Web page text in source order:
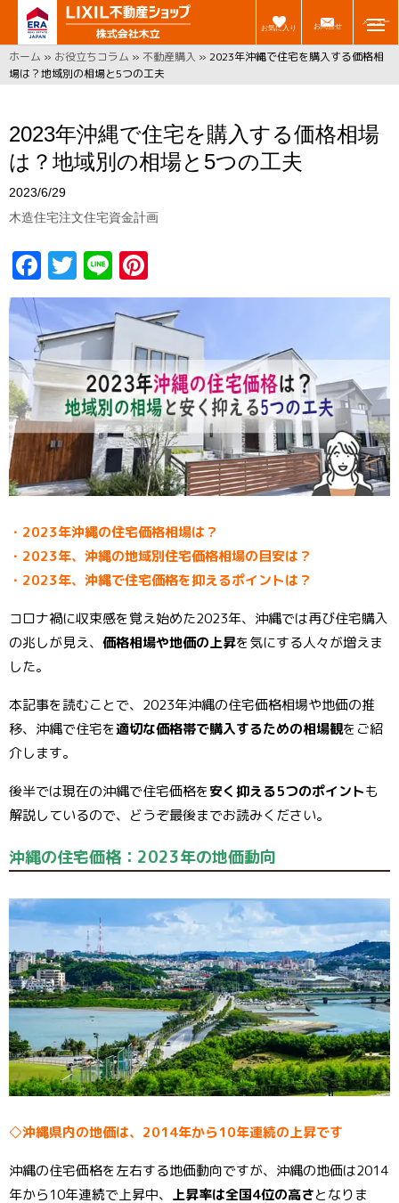
お気に入り お問合せ
メニュー
ホーム » お役立ちコラム » 不動産購入 » 2023年沖縄で住宅を購入する価格相
場は？地域別の相場と5つの工夫
2023年沖縄で住宅を購入する価格相場
は？地域別の相場と5つの工夫
2023/6/29
木造住宅注文住宅資金計画
F
a
ce
b
o
o
k
T
w
it
t
er
Li
n
e
n
t
er
e
st
・2023年沖縄の住宅価格相場は？
・2023年、沖縄の地域別住宅価格相場の目安は？
・2023年、沖縄で住宅価格を抑えるポイントは？
コロナ禍に収束感を覚え始めた2023年、沖縄では再び住宅購入
の兆しが見え、 価格相場や地価の上昇を気にする人々が増えま
した。
本記事を読むことで、2023年沖縄の住宅価格相場や地価の推
移、沖縄で住宅を適切な価格帯で購入するための相場観をご紹
介します。
後半では現在の沖縄で住宅価格を安く抑える5つのポイントも
解説しているので、どうぞ最後までお読みください。
沖縄の住宅価格：2023年の地価動向
◇沖縄県内の地価は、2014年から10年連続の上昇です
沖縄の住宅価格を左右する地価動向ですが、沖縄の地価は2014
年から10年連続で上昇中、 上昇率は全国4位の高さとなりま